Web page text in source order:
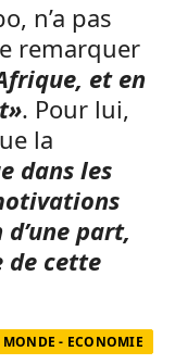
n’a pas
remarquer
et en
. Pour lui,
la
dans les
part,
de cette
MONDE - ECONOMIE